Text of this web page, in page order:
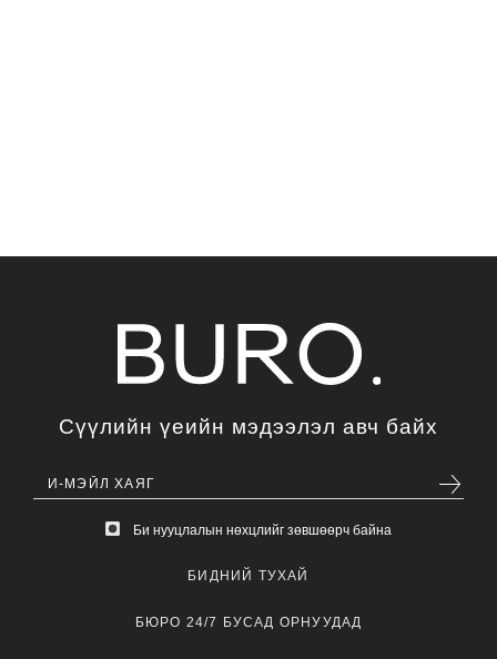
Сүүлийн үеийн мэдээлэл авч байх
Би нууцлалын нөхцлийг зөвшөөрч байна
БИДНИЙ ТУХАЙ
БЮРО 24/7 БУСАД ОРНУУДАД